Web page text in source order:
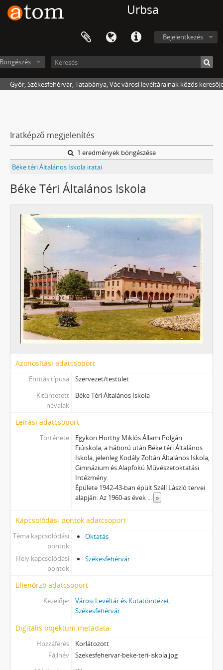
Urbsa
Bejelentkezés
Győr, Székesfehérvár, Tatabánya, Vác városi levéltárainak közös
Iratképző megjelenítés
1 eredmények böngészése
Béke téri Általános Iskola iratai
Béke Téri Általános Iskola
Azonosítási adatcsoport
Entitás típusa
Szervezet/testület
Kitüntetett
névalak
Béke Téri Általános Iskola
Leírási adatcsoport
Története
Egykori Horthy Miklós Állami Polgári
Fiúiskola, a háború után Béke téri Általános
Iskola, jelenleg Kodály Zoltán Általános Iskola,
Gimnázium és Alapfokú Művészetoktatási
Intézmény.
Épülete 1942-43-ban épült Széll László tervei
alapján. Az 1960-as évek ... »
Kapcsolódási pontok adatcsoport
Téma kapcsolódási
pontok
Oktatás
Hely kapcsolódási
pontok
Székesfehérvár
Ellenőrző adatcsoport
Kezelője:
Városi Levéltár és Kutatóintézet,
Székesfehérvár
Digitális objektum metadata
Hozzáférés
Korlátozott
Fájlnév
Szekesfehervar-beke-teri-iskola.jpg